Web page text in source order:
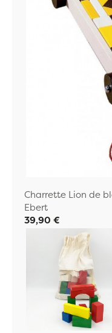
Charrette Lion de
Ebert
39,90 €